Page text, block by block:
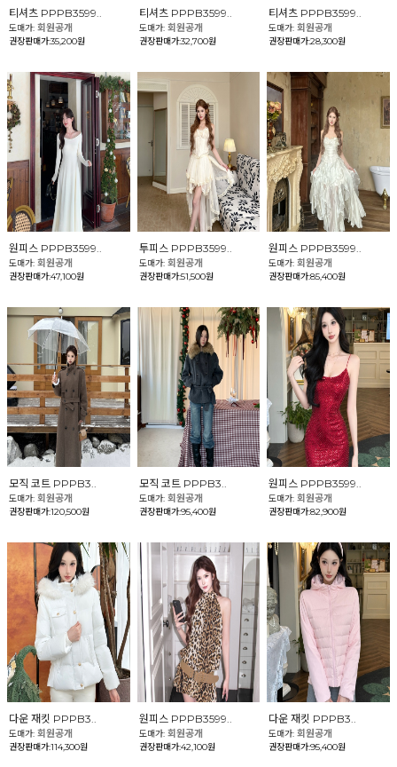
티셔츠 PPPB3599..
도매가: 회원공개
권장판매가:35,200원
티셔츠 PPPB3599..
도매가: 회원공개
권장판매가:32,700원
티셔츠 PPPB3599..
도매가:회원공개
권장판매가:28,300원
원피스 PPPB3599..
도매가: 회원공개
권장판매가:47,100원
투피스 PPPB3599..
도매가: 회원공개
권장판매가:51,500원
원피스 PPPB3599..
도매가:회원공개
권장판매가:85,400원
모직 코트 PPPB3..
도매가: 회원공개
권장판매가:120,500원
모직 코트 PPPB3..
도매가: 회원공개
권장판매가:95,400원
원피스 PPPB3599..
도매가:회원공개
권장판매가:82,900원
다운 재킷 PPPB3..
도매가: 회원공개
권장판매가:114,300원
원피스 PPPB3599..
도매가: 회원공개
권장판매가:42,100원
다운 재킷 PPPB3..
도매가:회원공개
권장판매가:95,400원